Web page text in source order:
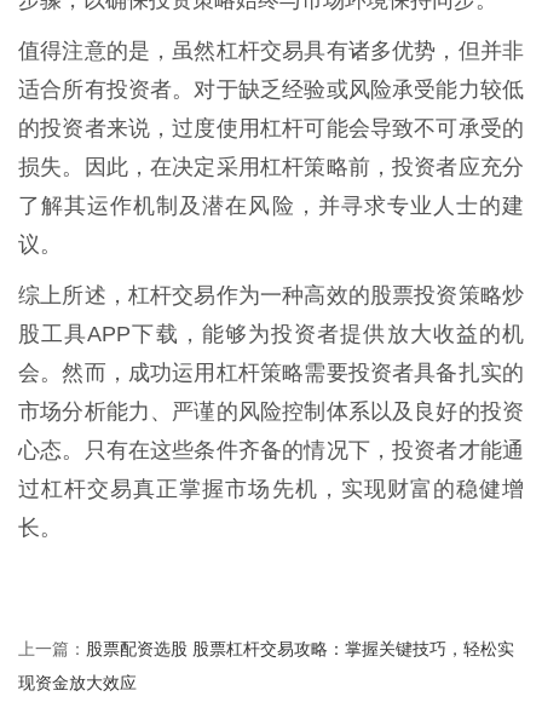
值得注意的是，虽然杠杆交易具有诸多优势，但并非
适合所有投资者。对于缺乏经验或风险承受能力较低
的投资者来说，过度使用杠杆可能会导致不可承受的
损失。因此，在决定采用杠杆策略前，投资者应充分
了解其运作机制及潜在风险，并寻求专业人士的建
议。
综上所述，杠杆交易作为一种高效的股票投资策略炒
股工具APP下载，能够为投资者提供放大收益的机
会。然而，成功运用杠杆策略需要投资者具备扎实的
市场分析能力、严谨的风险控制体系以及良好的投资
心态。只有在这些条件齐备的情况下，投资者才能通
过杠杆交易真正掌握市场先机，实现财富的稳健增
长。
上一篇： 股票配资选股 股票杠杆交易攻略：掌握关键技巧，轻松实
现资金放大效应